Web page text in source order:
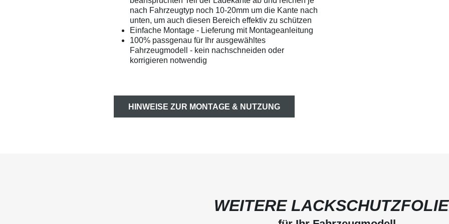
nach Fahrzeugtyp noch 10-20mm um die Kante nach
unten, um auch diesen Bereich effektiv zu schützen
Einfache Montage - Lieferung mit Montageanleitung
100% passgenau für Ihr ausgewähltes
Fahrzeugmodell - kein nachschneiden oder
korrigieren notwendig
HINWEISE ZUR MONTAGE & NUTZUNG
WEITERE